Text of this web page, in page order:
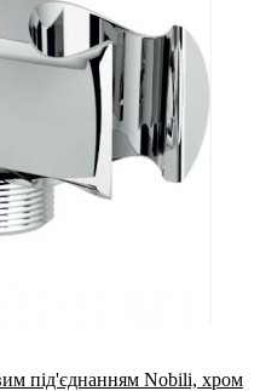
під'єднанням Nobili, хром